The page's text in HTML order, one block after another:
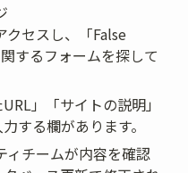
セスし、「False
するフォームを探して
」「サイトの説明」
する欄があります。
チームが内容を確認